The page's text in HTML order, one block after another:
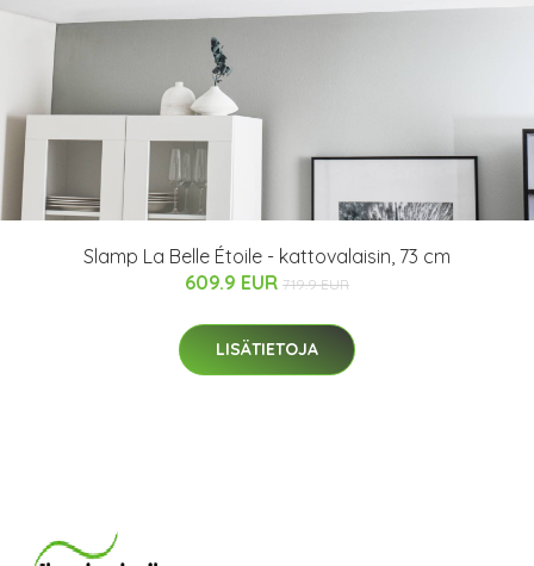
Slamp La Belle Étoile - kattovalaisin, 73 cm
609.9 EUR 719.9 EUR
LISÄTIETOJA